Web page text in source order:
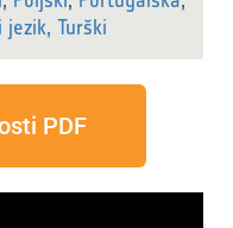
jezik, Turški
PDF